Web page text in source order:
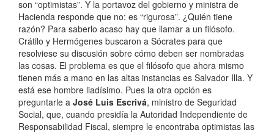
son “optimistas”. Y la portavoz del gobierno y ministra de
Hacienda responde que no: es “rigurosa”. ¿Quién tiene
razón? Para saberlo acaso hay que llamar a un filósofo.
Crátilo y Hermógenes buscaron a Sócrates para que
resolviese su discusión sobre cómo deben ser nombradas
las cosas. El problema es que el filósofo que ahora mismo
tienen más a mano en las altas instancias es Salvador Illa. Y
está ese hombre liadísimo. Pues la otra opción es
preguntarle a José Luis Escrivá, ministro de Seguridad
Social, que, cuando presidía la Autoridad Independiente de
Responsabilidad Fiscal, siempre le encontraba optimistas las